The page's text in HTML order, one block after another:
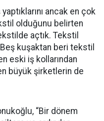
ancak en çok
olduğunu belirten
açtık. Tekstil
kuşaktan beri tekstil
eski iş kollarından
büyük şirketlerin de
“Bir dönem